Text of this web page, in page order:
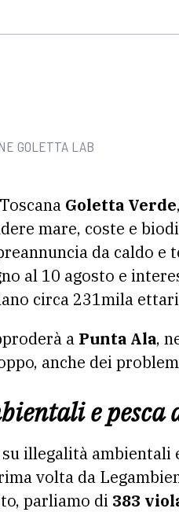
GOLETTA LAB
Goletta Verde
mare, coste e
da caldo
al 10 agosto e
circa 231mila
a Punta Ala,
anche dei
e pesca
illegalità ambientali
volta da
parliamo di 383